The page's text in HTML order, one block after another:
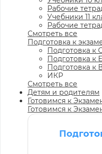
Рабочие
Учебники 11
Рабочие
Смотреть все
Подготовка к
Подготовка к
Подготовка к
Подготовка к
ИКР
Смотреть все
Детям и родителям
Готовимся к
Готовимся к